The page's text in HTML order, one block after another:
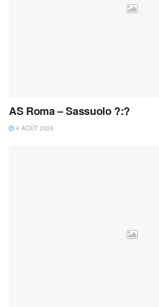
AS Roma – Sassuolo ?:?
4 AOÛT 2026